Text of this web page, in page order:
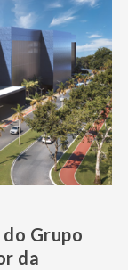
Grupo
da